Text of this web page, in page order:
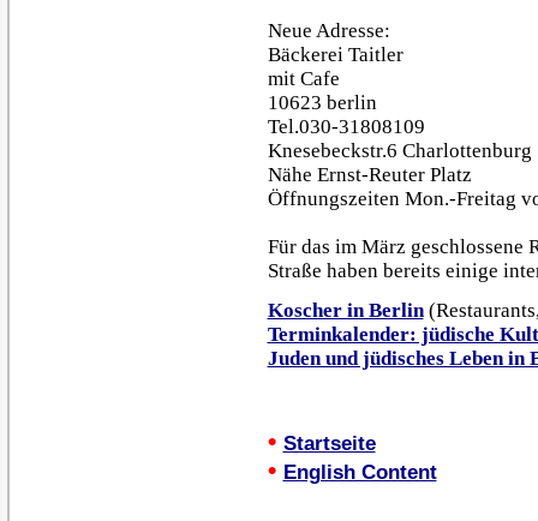
Neue Adresse:
Bäckerei Taitler
mit Cafe
10623 berlin
Tel.030-31808109
Knesebeckstr.6 Charlottenburg
Nähe Ernst-Reuter Platz
Öffnungszeiten Mon.-Freitag
Für das im März geschlossene
Straße haben bereits einige
Koscher in Berlin
Terminkalender: jüdische
Juden und jüdisches Leben
• Startseite
• English Content